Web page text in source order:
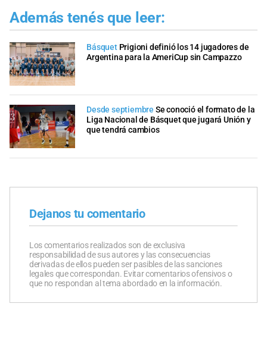
Además tenés que leer:
Básquet Prigioni definió los 14 jugadores de
Argentina para la AmeriCup sin Campazzo
Desde septiembre Se conoció el formato de la
Liga Nacional de Básquet que jugará Unión y
que tendrá cambios
Dejanos tu comentario
Los comentarios realizados son de exclusiva
responsabilidad de sus autores y las consecuencias
derivadas de ellos pueden ser pasibles de las sanciones
legales que correspondan. Evitar comentarios ofensivos o
que no respondan al tema abordado en la información.